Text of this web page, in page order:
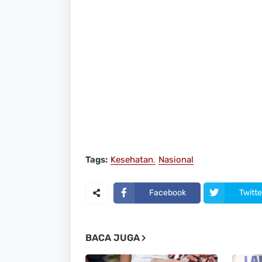
Tags: Kesehatan Nasional
Facebook
BACA JUGA